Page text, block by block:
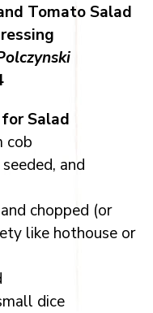
Tomato Salad
Salad
cob
and
chopped (or
like hothouse or
dice